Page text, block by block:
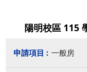
陽明校區 115
一般房